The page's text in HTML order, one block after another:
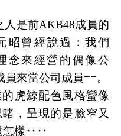
人是前AKB48成員的
昭曾經說過：我們
念來經營的偶像公
員來當公司成員==。
虎鯨配色風格蠻像
，呈現的是臉窄又
怎樣‥‥